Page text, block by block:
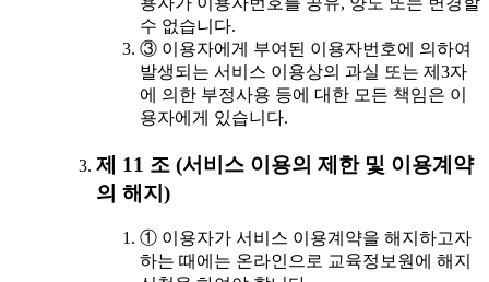
수 없습니다.
③ 이용자에게 부여된 이용자번호에 의하여
발생되는 서비스 이용상의 과실 또는 제3자
에 의한 부정사용 등에 대한 모든 책임은 이
용자에게 있습니다.
제 11 조 (서비스 이용의 제한 및 이용계약
의 해지)
① 이용자가 서비스 이용계약을 해지하고자
하는 때에는 온라인으로 교육정보원에 해지